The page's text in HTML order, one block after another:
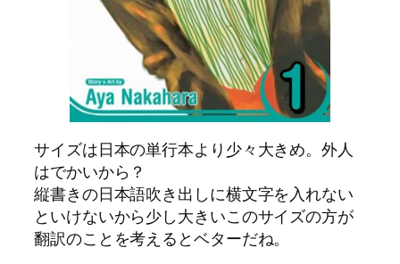
サイズは日本の単行本より少々大きめ。外人
はでかいから？
縦書きの日本語吹き出しに横文字を入れない
といけないから少し大きいこのサイズの方が
翻訳のことを考えるとベターだね。